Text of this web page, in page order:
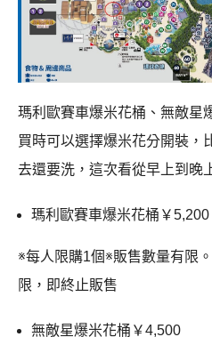
瑪利歐賽車爆米花桶、無敵星
買時可以選擇爆米花分開裝，
去還要洗，這次看從早上到晚
瑪利歐賽車爆米花桶￥5,200
※每人限購1個※販售數量有限
限，即終止販售
無敵星爆米花桶￥4,500